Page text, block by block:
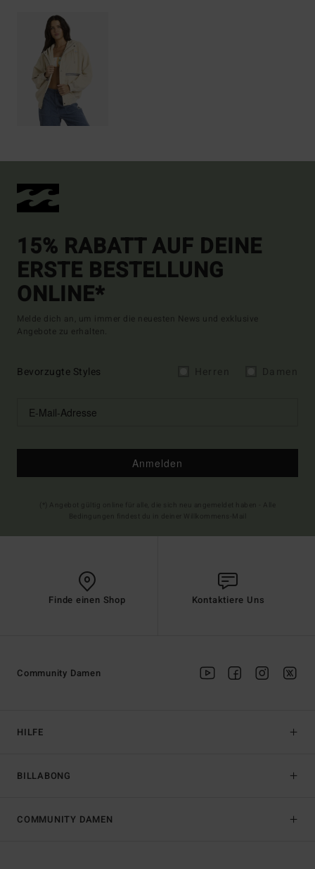
15% RABATT AUF DEINE
ERSTE BESTELLUNG
ONLINE*
Melde dich an, um immer die neuesten News und exklusive
Angebote zu erhalten.
Bevorzugte Styles
Anmelden
Finde einen Shop Kontaktiere Uns
HILFE
BILLABONG
Community Damen
COMMUNITY DAMEN